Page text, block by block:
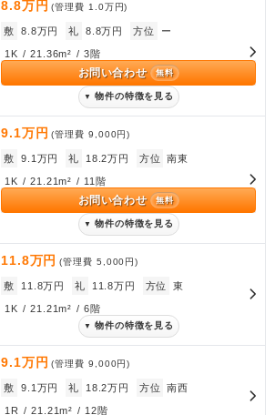
8.8万円 (管理費 1.0万円)
敷 8.8万円 礼 8.8万円 方位 ー
1K / 21.36m² / 3階
お問い合わせ 無料
▼ 物件の特徴を見る
9.1万円 (管理費9,000円)
敷 9.1万円 礼 18.2万円 方位 南東
1K / 21.21m² / 11階
お問い合わせ 無料
▼ 物件の特徴を見る
11.8万円 (管理費5,000円)
敷 11.8万円 礼 11.8万円 方位 東
1K / 21.21m² / 6階
▼ 物件の特徴を見る
9.1万円 (管理費9,000円)
敷 9.1万円 礼 18.2万円 方位 南西
1R / 21.21m² / 12階